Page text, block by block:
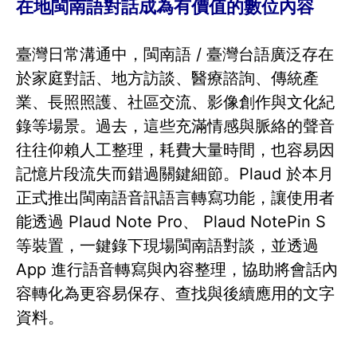
在地閩南語對話成為有價值的數位內容
臺灣日常溝通中，閩南語 / 臺灣台語廣泛存在
於家庭對話、地方訪談、醫療諮詢、傳統產
業、長照照護、社區交流、影像創作與文化紀
錄等場景。過去，這些充滿情感與脈絡的聲音
往往仰賴人工整理，耗費大量時間，也容易因
記憶片段流失而錯過關鍵細節。Plaud 於本月
正式推出閩南語音訊語言轉寫功能，讓使用者
能透過 Plaud Note Pro、 Plaud NotePin S
等裝置，一鍵錄下現場閩南語對談，並透過
App 進行語音轉寫與內容整理，協助將會話內
容轉化為更容易保存、查找與後續應用的文字
資料。